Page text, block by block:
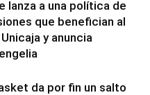
lanza a una política de
que benefician al
y anuncia
da por fin un salto